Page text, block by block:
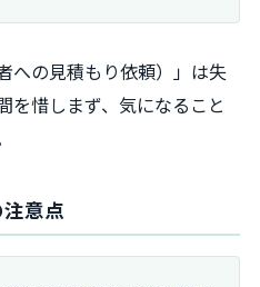
への見積もり依頼）」は失
を惜しまず、気になること
意点